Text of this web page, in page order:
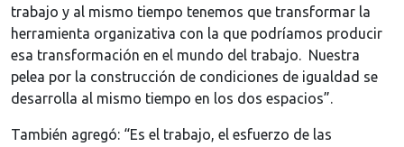
trabajo y al mismo tiempo tenemos que transformar la
herramienta organizativa con la que podríamos producir
esa transformación en el mundo del trabajo. Nuestra
pelea por la construcción de condiciones de igualdad se
desarrolla al mismo tiempo en los dos espacios”.
También agregó: “Es el trabajo, el esfuerzo de las